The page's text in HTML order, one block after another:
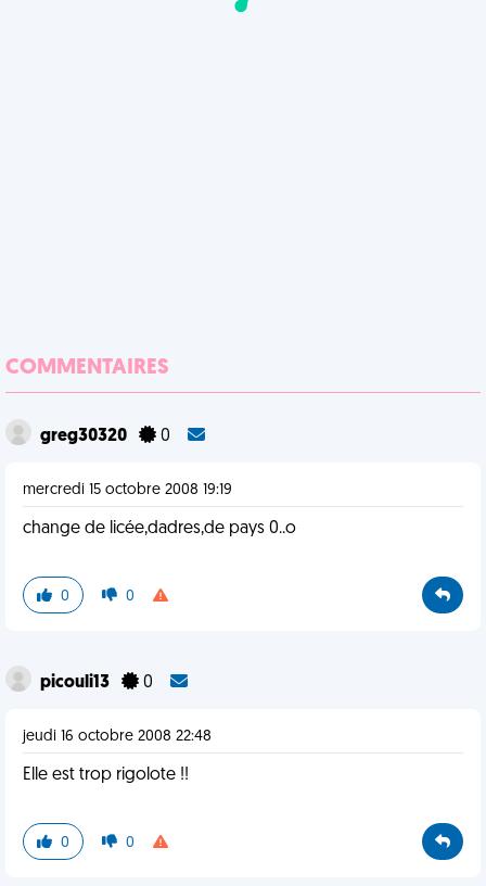
COMMENTAIRES
greg30320 0
mercredi 15 octobre 2008 19:19
change de licée,dadres,de pays 0..o
0 0
picouli13 0
jeudi 16 octobre 2008 22:48
Elle est trop rigolote !!
0 0